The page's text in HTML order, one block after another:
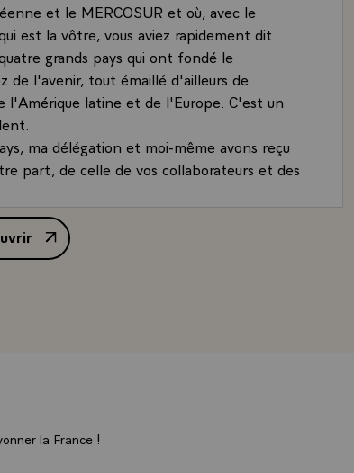
et le MERCOSUR et où, avec le
est la vôtre, vous aviez rapidement dit
grands pays qui ont fondé le
de l'avenir, tout émaillé d'ailleurs de
l'Amérique latine et de l'Europe. C'est un
ma délégation et moi-même avons reçu
part, de celle de vos collaborateurs et des
un autre souvenir personnel. A
l'honneur de venir en voyage officiel.
et l'avenir des relations entre l'Uruguay
ce chemin la main dans la main,
progresser dans le monde ce que sont
de M. Jacques Chirac, Président de la
la France !